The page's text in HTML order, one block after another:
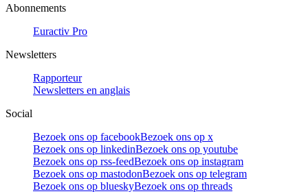
Abonnements
Euractiv Pro
Newsletters
Rapporteur
Newsletters en anglais
Social
Bezoek ons op facebookBezoek ons op x
Bezoek ons op linkedinBezoek ons op youtube
Bezoek ons op rss-feedBezoek ons op instagram
Bezoek ons op mastodonBezoek ons op telegram
Bezoek ons op blueskyBezoek ons op threads